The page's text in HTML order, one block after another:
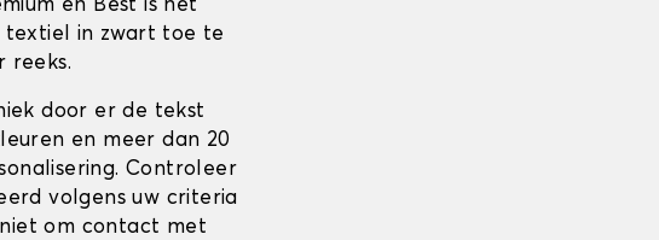
en Best is het
textiel in zwart toe te
reeks.
door er de tekst
en meer dan 20
Controleer
volgens uw criteria
om contact met